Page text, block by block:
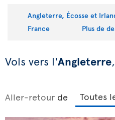
Angleterre, Écosse et
France
Plus de
Vols vers l'Angleterre
Aller-retour de